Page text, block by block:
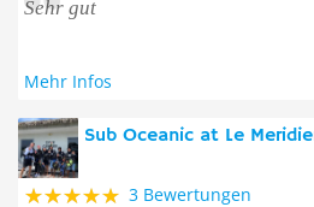
Sehr gut
Mehr Infos
Sub Oceanic at Le
3 Bewertungen